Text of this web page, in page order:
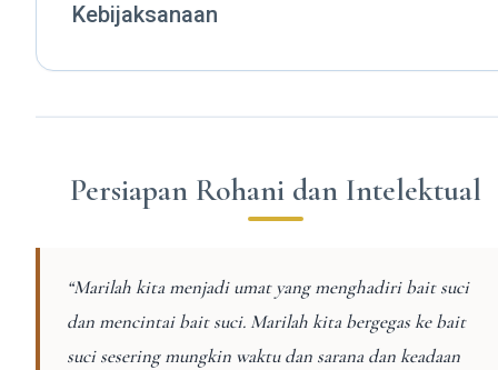
Kebijaksanaan
Persiapan Rohani dan Intelektual
“Marilah kita menjadi umat yang menghadiri bait suci
dan mencintai bait suci. Marilah kita bergegas ke bait
suci sesering mungkin waktu dan sarana dan keadaan